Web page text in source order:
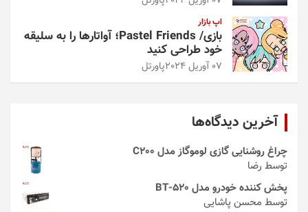
اپ بازار
بازی/ Pastel Friends؛ آواتارها را به سلیقه
خود طراحی کنید
07 آوریل 2024 پاورتل
آخرین دیدگاه‌ها
چراغ روشنایی گازی لوموگاز مدل C200
توسط رضا
پخش کننده خودرو مدل 520-BT
توسط محسن پاشایی